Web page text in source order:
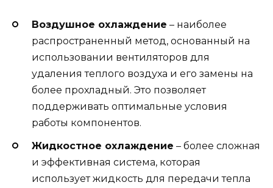
Воздушное охлаждение – наиболее
распространенный метод, основанный на
использовании вентиляторов для
удаления теплого воздуха и его замены на
более прохладный. Это позволяет
поддерживать оптимальные условия
работы компонентов.
Жидкостное охлаждение – более сложная
и эффективная система, которая
использует жидкость для передачи тепла